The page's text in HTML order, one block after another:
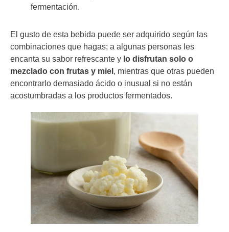
fermentación.
El gusto de esta bebida puede ser adquirido según las
combinaciones que hagas; a algunas personas les
encanta su sabor refrescante y lo disfrutan solo o
mezclado con frutas y miel , mientras que otras pueden
encontrarlo demasiado ácido o inusual si no están
acostumbradas a los productos fermentados.